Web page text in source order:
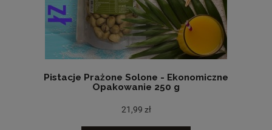
Pistacje Prażone Solone - Ekonomiczne
Opakowanie 250 g
21,99 zł